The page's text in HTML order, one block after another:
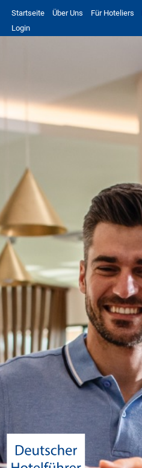
Startseite Über Uns Für Hoteliers
Login